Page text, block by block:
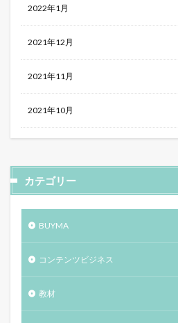
2022年1月
2021年12月
2021年11月
2021年10月
カテゴリー
BUYMA
コンテンツビジネス
教材